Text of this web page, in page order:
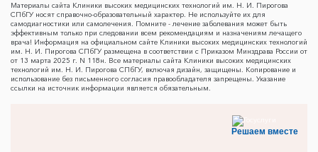
Материалы сайта Клиники высоких медицинских технологий им. Н. И. Пирогова
СПбГУ носят справочно-образовательный характер. Не используйте их для
самодиагностики или самолечения. Помните - лечение заболевания может быть
эффективным только при следовании всем рекомендациям и назначениям лечащего
врача! Информация на официальном сайте Клиники высоких медицинских технологий
им. Н. И. Пирогова СПбГУ размещена в соответствии с Приказом Минздрава России от
от 13 марта 2025 г. N 118н. Все материалы сайта Клиники высоких медицинских
технологий им. Н. И. Пирогова СПбГУ, включая дизайн, защищены. Копирование и
использование без письменного согласия правообладателя запрещены. Указание
ссылки на источник информации является обязательным.
Решаем вместе